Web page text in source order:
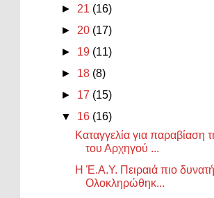
► 21 (16)
► 20 (17)
► 19 (11)
► 18 (8)
► 17 (15)
▼ 16 (16)
Καταγγελία για παραβίαση
του Αρχηγού ...
Η Έ.Α.Υ. Πειραιά πιο
Ολοκληρώθηκ...